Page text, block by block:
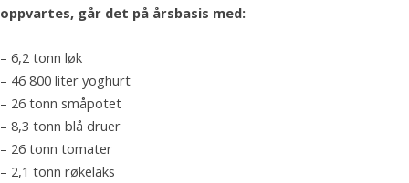
oppvartes, går det på årsbasis med:
– 6,2 tonn løk
– 46 800 liter yoghurt
– 26 tonn småpotet
– 8,3 tonn blå druer
– 26 tonn tomater
– 2,1 tonn røkelaks